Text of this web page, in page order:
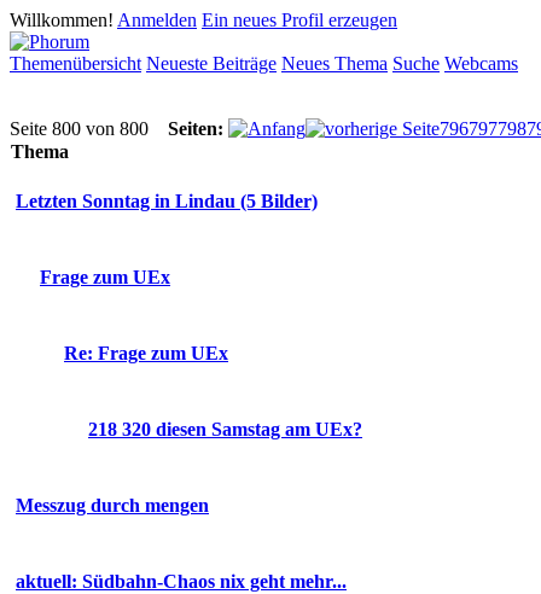
Willkommen! Anmelden Ein neues Profil erzeugen
Themenübersicht Neueste Beiträge Neues Thema Suche Webcams
Seite 800 von 800 Seiten: 796797798
Thema
Letzten Sonntag in Lindau (5 Bilder)
Frage zum UEx
Re: Frage zum UEx
218 320 diesen Samstag am UEx?
Messzug durch mengen
aktuell: Südbahn-Chaos nix geht mehr...